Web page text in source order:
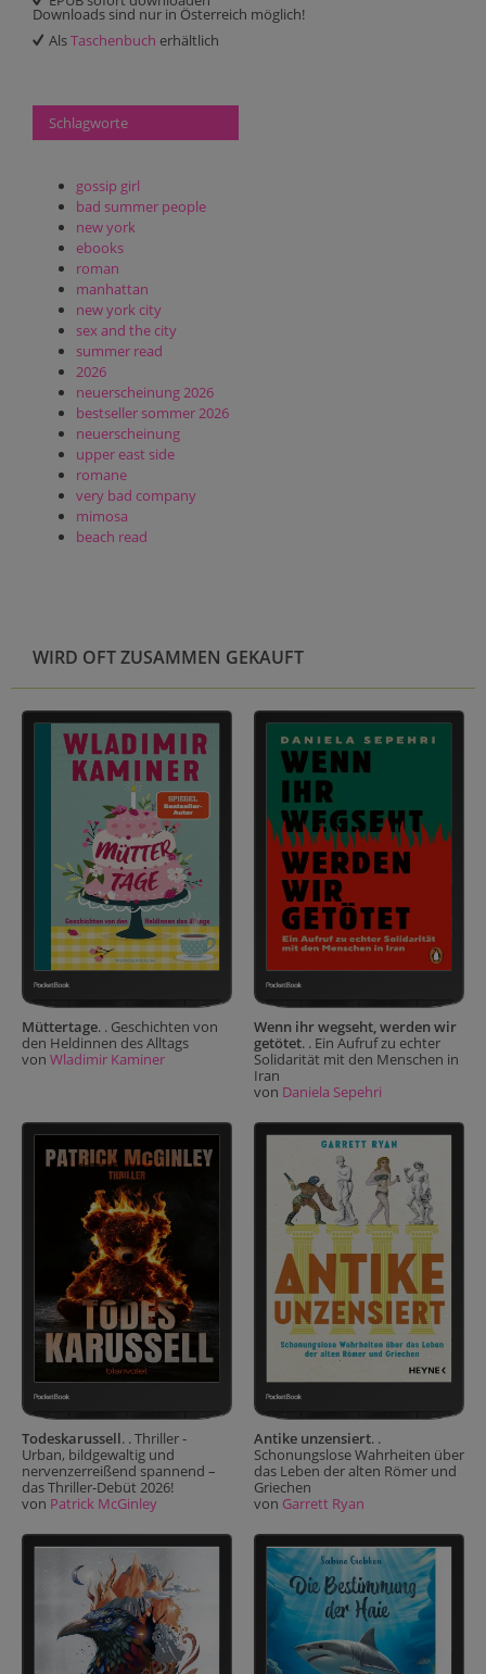
Downloads sind nur in Österreich möglich!
AlsTaschenbuch erhältlich
Schlagworte
gossip girl
bad summer people
new york
ebooks
roman
manhattan
new york city
sex and the city
summer read
2026
neuerscheinung 2026
bestseller sommer 2026
neuerscheinung
upper east side
romane
very bad company
mimosa
beach read
WIRD OFT ZUSAMMEN GEKAUFT
Müttertage. . Geschichten von
den Heldinnen des Alltags
von Wladimir Kaminer
Wenn ihr wegseht, werden wir
getötet. . Ein Aufruf zu echter
Solidarität mit den Menschen in
Iran
von Daniela Sepehri
Todeskarussell. . Thriller -
Urban, bildgewaltig und
nervenzerreißend spannend –
das Thriller-Debüt 2026!
von Patrick McGinley
Antike unzensiert. .
Schonungslose Wahrheiten über
das Leben der alten Römer und
Griechen
von Garrett Ryan